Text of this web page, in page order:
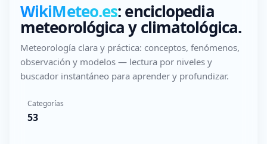
WikiMeteo.es: enciclopedia
meteorológica y climatológica.
Meteorología clara y práctica: conceptos, fenómenos,
observación y modelos — lectura por niveles y
buscador instantáneo para aprender y profundizar.
Categorías
53